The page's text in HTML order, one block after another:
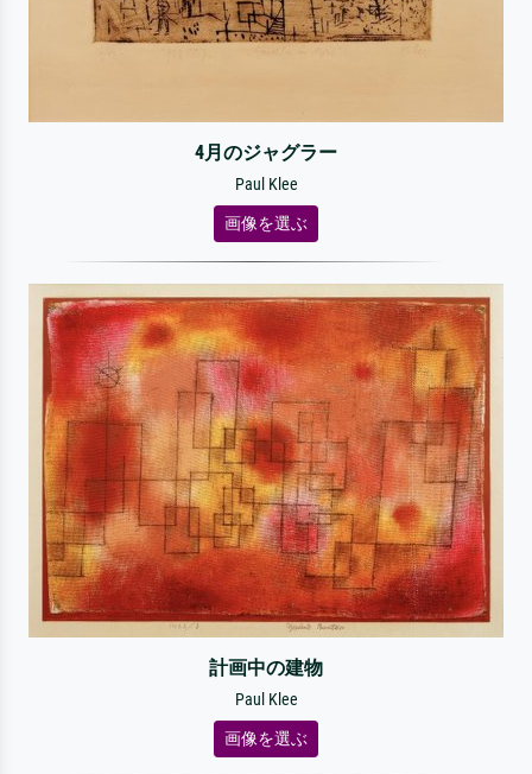
4月のジャグラー
Paul Klee
画像を選ぶ
計画中の建物
Paul Klee
画像を選ぶ